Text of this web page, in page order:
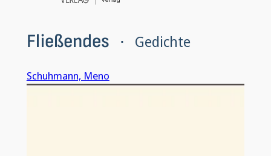
Fließendes · Gedichte
Schuhmann, Meno